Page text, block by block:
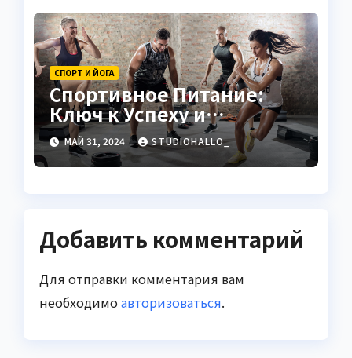
СПОРТ И ЙОГА
Спортивное Питание:
Ключ к Успеху и
Здоровью
МАЙ 31, 2024 STUDIOHALLO_
Добавить комментарий
Для отправки комментария вам
необходимоавторизоваться.